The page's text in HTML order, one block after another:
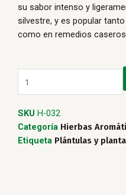
su sabor intenso y
silvestre, y es popular
como en remedios
(Planta
cantidad
SKU H-032
Categoría Hierbas
Etiqueta Plántulas y